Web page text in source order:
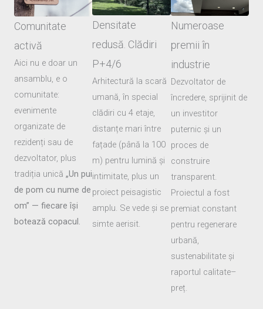
Comunitate
activă
Aici nu e doar un
ansamblu, e o
comunitate:
evenimente
organizate de
rezidenți sau de
dezvoltator, plus
tradiția unică „Un pui
de pom cu nume de
om” — fiecare își
botează copacul.
Densitate
redusă. Clădiri
P+4/6
Arhitectură la scară
umană, în special
clădiri cu 4 etaje,
distanțe mari între
fațade (până la 100
m) pentru lumină și
intimitate, plus un
proiect peisagistic
amplu. Se vede și se
simte aerisit.
Numeroase
premii în
industrie
Dezvoltator de
încredere, sprijinit de
un investitor
puternic și un
proces de
construire
transparent.
Proiectul a fost
premiat constant
pentru regenerare
urbană,
sustenabilitate și
raportul calitate–
preț.